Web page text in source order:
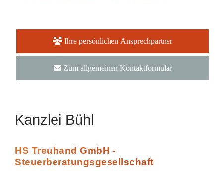
Ihre persönlichen Ansprechpartner
Zum allgemeinen Kontaktformular
Kanzlei Bühl
HS Treuhand GmbH -
Steuerberatungsgesellschaft